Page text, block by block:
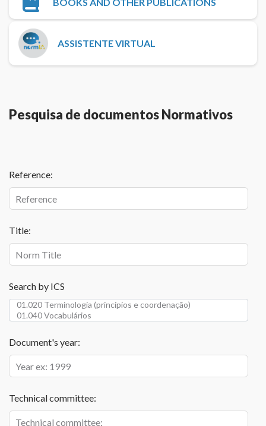
ASSISTENTE VIRTUAL
Pesquisa de documentos Normativos
Reference:
Title:
Search by ICS
Document's year:
Technical committee: